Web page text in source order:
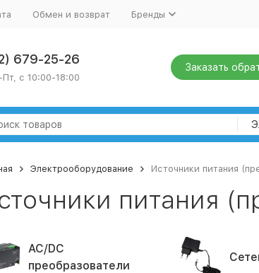
Обмен и возврат Бренды
679-25-26
Пт, с 10:00-18:00
Заказать
Электрооборудование Источники питания
питания
AC/DC
преобразователи